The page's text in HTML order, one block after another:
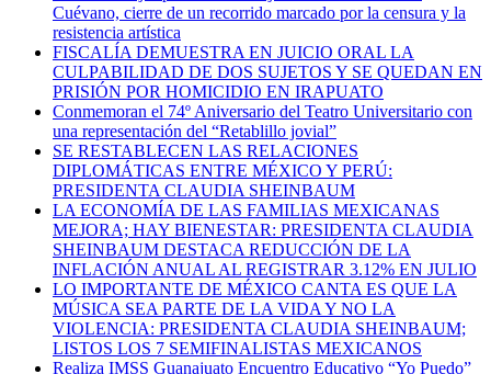
Cuévano, cierre de un recorrido marcado por la censura y la
resistencia artística
FISCALÍA DEMUESTRA EN JUICIO ORAL LA
CULPABILIDAD DE DOS SUJETOS Y SE QUEDAN EN
PRISIÓN POR HOMICIDIO EN IRAPUATO
Conmemoran el 74º Aniversario del Teatro Universitario con
una representación del “Retablillo jovial”
SE RESTABLECEN LAS RELACIONES
DIPLOMÁTICAS ENTRE MÉXICO Y PERÚ:
PRESIDENTA CLAUDIA SHEINBAUM
LA ECONOMÍA DE LAS FAMILIAS MEXICANAS
MEJORA; HAY BIENESTAR: PRESIDENTA CLAUDIA
SHEINBAUM DESTACA REDUCCIÓN DE LA
INFLACIÓN ANUAL AL REGISTRAR 3.12% EN JULIO
LO IMPORTANTE DE MÉXICO CANTA ES QUE LA
MÚSICA SEA PARTE DE LA VIDA Y NO LA
VIOLENCIA: PRESIDENTA CLAUDIA SHEINBAUM;
LISTOS LOS 7 SEMIFINALISTAS MEXICANOS
Realiza IMSS Guanajuato Encuentro Educativo “Yo Puedo”